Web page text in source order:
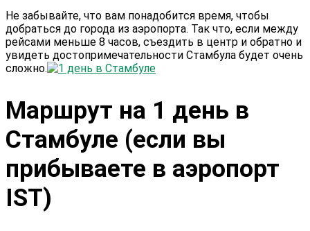
Не забывайте, что вам понадобится время, чтобы
добраться до города из аэропорта. Так что, если между
рейсами меньше 8 часов, съездить в центр и обратно и
увидеть достопримечательности Стамбула будет очень
сложно.
Маршрут на 1 день в
Стамбуле (если вы
прибываете в аэропорт
IST)